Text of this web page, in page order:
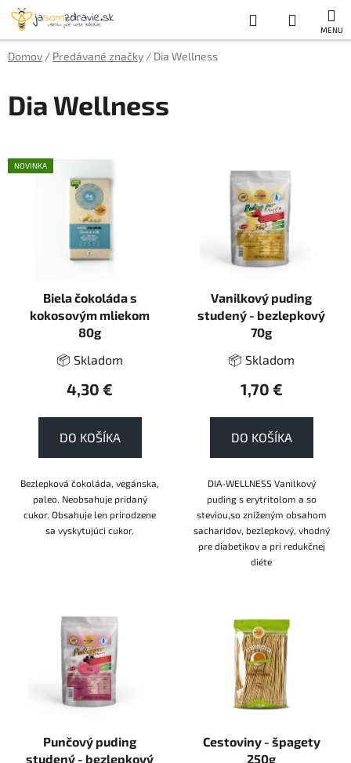
Prejsť
obsah
Hľadať
KOŠÍK
Domov / Predávané značky / Dia Wellness
Dia Wellness
V
ý
NOVINKA
Biela čokoláda s
kokosovým mliekom
80g
📦 Skladom
4,30 €
DO KOŠÍKA
Bezlepková čokoláda, vegánska,
paleo. Neobsahuje pridaný
cukor. Obsahuje len prirodzene
sa vyskytujúci cukor.
Vanilkový puding
studený - bezlepkový
70g
📦 Skladom
1,70 €
DO KOŠÍKA
DIA-WELLNESS Vanilkový
puding s erytritolom a so
steviou,so zníženým obsahom
sacharidov, bezlepkový, vhodný
pre diabetikov a pri redukčnej
diéte
Punčový puding
studený - bezlepkový
Cestoviny - špagety
250g